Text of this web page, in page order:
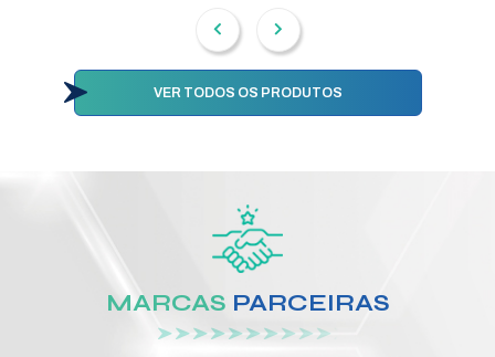
VER TODOS OS PRODUTOS
MARCAS PARCEIRAS